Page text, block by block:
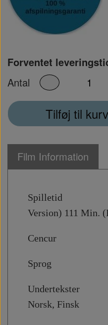
Forventet
Antal
Tilføj til kurv
Film Information
Spilletid
Version) 111 Min.
Cencur
Sprog
Undertekster
Norsk, Finsk